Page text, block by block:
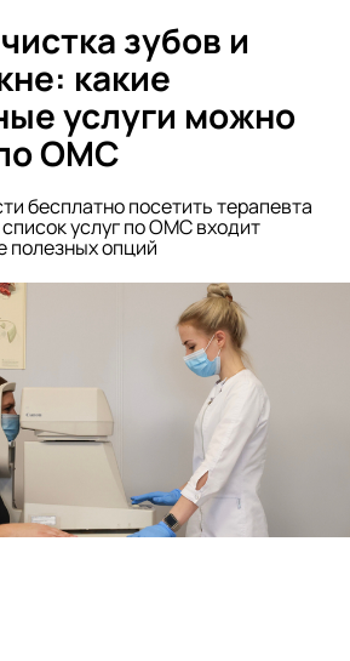
зубов и
какие
услуги можно
ОМС
бесплатно посетить терапевта
услуг по ОМС входит
полезных опций